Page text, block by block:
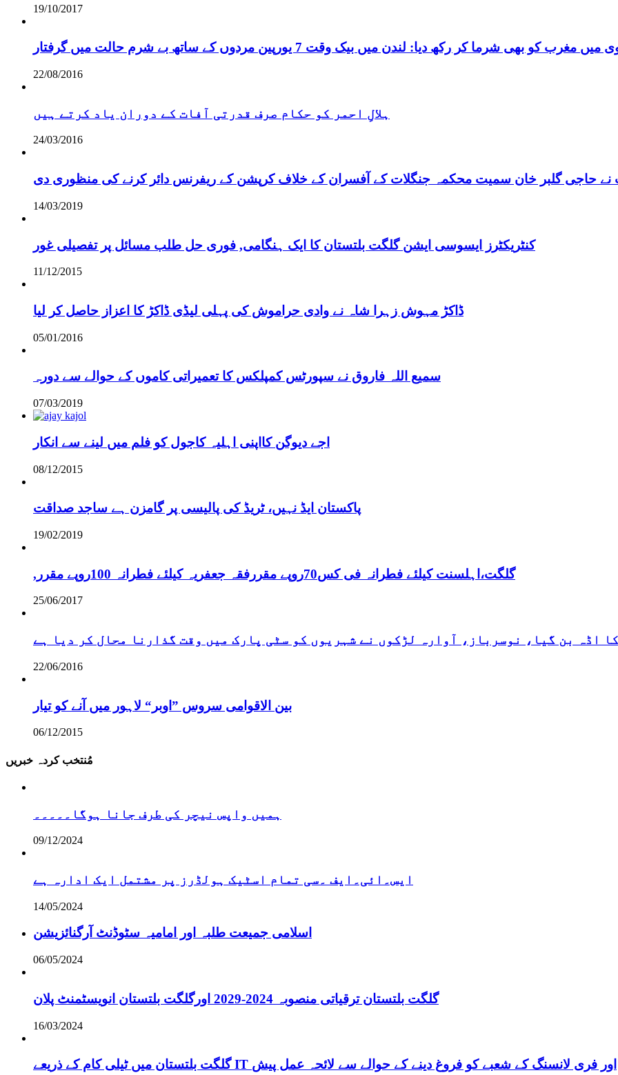
19/10/2017
کر رکھ دیا: لندن میں بیک وقت 7 یورپین مردوں کے ساتھ بے شرم حالت میں گرفتار
22/08/2016
ہلالِ احمر کو حکام صرف قدرتی آفات کے دوران یاد کرتے ہیں
24/03/2016
نے حاجی گلبر خان سمیت محکمہ جنگلات کے آفسران کے خلاف کرپشن کے ریفرنس دائر کرنے کی منظوری دی
14/03/2019
کنٹریکٹرز ایسوسی ایشن گلگت بلتستان کا ایک ہنگامی, فوری حل طلب مسائل پر تفصیلی غور
11/12/2015
ڈاکڑ مہوش زہرا شاہ نے وادی حراموش کی پہلی لیڈی ڈاکڑ کا اعزاز حاصل کر لیا
05/01/2016
سمیع اللہ فاروق نے سپورٹس کمپلکس کا تعمیراتی کاموں کے حوالے سے دورہ
07/03/2019
اجے دیوگن کااپنی اہلیہ کاجول کو فلم میں لینے سے انکار
08/12/2015
پاکستان ایڈ نہیں، ٹریڈ کی پالیسی پر گامزن ہے ساجد صداقت
19/02/2019
,گلگت،اہلسنت کیلئے فطرانہ فی کس70روپے مقررفقہ جعفریہ کیلئے فطرانہ 100روپے مقرر
25/06/2017
اڈہ بن گیا، نوسرباز، آوارہ لڑکوں نے شہریوں کو سٹی پارک میں وقت گذارنا محال کر دیا ہے
22/06/2016
بین الاقوامی سروس ”اوبر“ لاہور میں آنے کو تیار
06/12/2015
مُنتخب کردہ خبریں
ہمیں واپس نیچر کی طرف جانا ہوگا۔۔۔۔۔
09/12/2024
ایس۔ائی۔ایف ۔سی تمام اسٹیک ہولڈرز پر مشتمل ایک ادارہ ہے
14/05/2024
اسلامی جمیعت طلبہ اور امامیہ سٹوڈنٹ آرگنائزیشن
06/05/2024
گلگت بلتستان ترقیاتی منصوبہ 2024-2029 اورگلگت بلتستان انویسٹمنٹ پلان
16/03/2024
گلگت بلتستان میں ٹیلی کام کے ذریعے IT اور فری لانسنگ کے شعبے کو فروغ دینے کے حوالے سے لائحہ عمل پیش